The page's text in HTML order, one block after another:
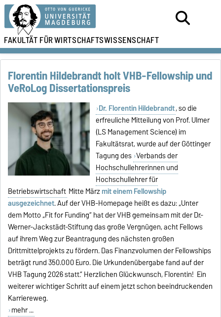
FAKULTÄT FÜRWIRTSCHAFTSWISSENSCHAFT
Florentin Hildebrandt holt VHB-Fellowship und
VeRoLog Dissertationspreis
Dr. Florentin Hildebrandt, so die
erfreuliche Mitteilung von Prof. Ulmer
(LS Management Science) im
Fakultätsrat, wurde auf der Göttinger
Tagung des Verbands der
Hochschullehrerinnen und
Hochschullehrer für
Betriebswirtschaft Mitte März mit einem Fellowship
ausgezeichnet. Auf der VHB-Homepage heißt es dazu: „Unter
dem Motto „Fit for Funding“ hat der VHB gemeinsam mit der Dr.-
Werner-Jackstädt-Stiftung das große Vergnügen, acht Fellows
auf ihrem Weg zur Beantragung des nächsten großen
Drittmittelprojekts zu fördern. Das Finanzvolumen der Fellowships
beträgt rund 350.000 Euro. Die Urkundenübergabe fand auf der
VHB Tagung 2026 statt.“ Herzlichen Glückwunsch, Florentin! Ein
weiterer wichtiger Schritt auf einem jetzt schon beeindruckenden
Karriereweg.
mehr ...